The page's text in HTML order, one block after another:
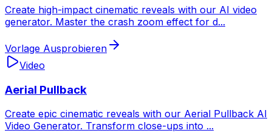
Create high-impact cinematic reveals with our AI video
generator. Master the crash zoom effect for d...
Vorlage Ausprobieren
Video
Aerial Pullback
Create epic cinematic reveals with our Aerial Pullback AI
Video Generator. Transform close-ups into ...